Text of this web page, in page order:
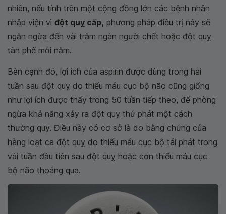
nhiên, nếu tính trên một cộng đồng lớn các bệnh nhân
nhập viện vì đột quỵ cấp, phương pháp điều trị này sẽ
ngăn ngừa đến vài trăm ngàn người chết hoặc đột quỵ
tàn phế mỗi năm.
Bên cạnh đó, lợi ích của aspirin được dùng trong hai
tuần sau đột quỵ do thiếu máu cục bộ não cũng giống
như lợi ích được thấy trong 50 tuần tiếp theo, để phòng
ngừa khả năng xảy ra đột quỵ thứ phát một cách
thường quy. Điều này có cơ sở là do bằng chứng của
hàng loạt ca đột quỵ do thiếu máu cục bộ tái phát trong
vài tuần đầu tiên sau đột quỵ hoặc cơn thiếu máu cục
bộ não thoáng qua.